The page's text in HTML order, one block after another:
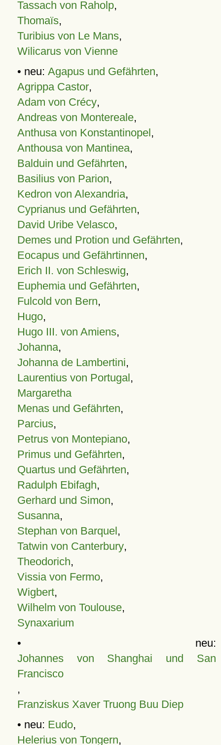
Tassach von Raholp,
Thomaïs,
Turibius von Le Mans,
Wilicarus von Vienne
• neu: Agapus und Gefährten,
Agrippa Castor,
Adam von Crécy,
Andreas von Montereale,
Anthusa von Konstantinopel,
Anthousa von Mantinea,
Balduin und Gefährten,
Basilius von Parion,
Kedron von Alexandria,
Cyprianus und Gefährten,
David Uribe Velasco,
Demes und Protion und Gefährten,
Eocapus und Gefährtinnen,
Erich II. von Schleswig,
Euphemia und Gefährten,
Fulcold von Bern,
Hugo,
Hugo III. von Amiens,
Johanna,
Johanna de Lambertini,
Laurentius von Portugal,
Margaretha
Menas und Gefährten,
Parcius,
Petrus von Montepiano,
Primus und Gefährten,
Quartus und Gefährten,
Radulph Ebifagh,
Gerhard und Simon,
Susanna,
Stephan von Barquel,
Tatwin von Canterbury,
Theodorich,
Vissia von Fermo,
Wigbert,
Wilhelm von Toulouse,
Synaxarium
• neu:
Johannes von Shanghai und San
Francisco
,
Franziskus Xaver Truong Buu Diep
• neu: Eudo,
Helerius von Tongern,